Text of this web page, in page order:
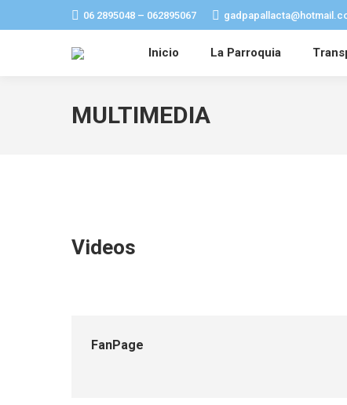
06 2895048 – 062895067
Inicio La Parroquia
MULTIMEDIA
Videos
FanPage